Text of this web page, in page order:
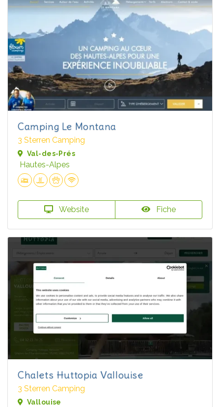
Camping Le Montana
3 Sterren Camping
Val-des-Prés
Hautes-Alpes
Website Fiche
Chalets Huttopia Vallouise
3 Sterren Camping
Vallouise